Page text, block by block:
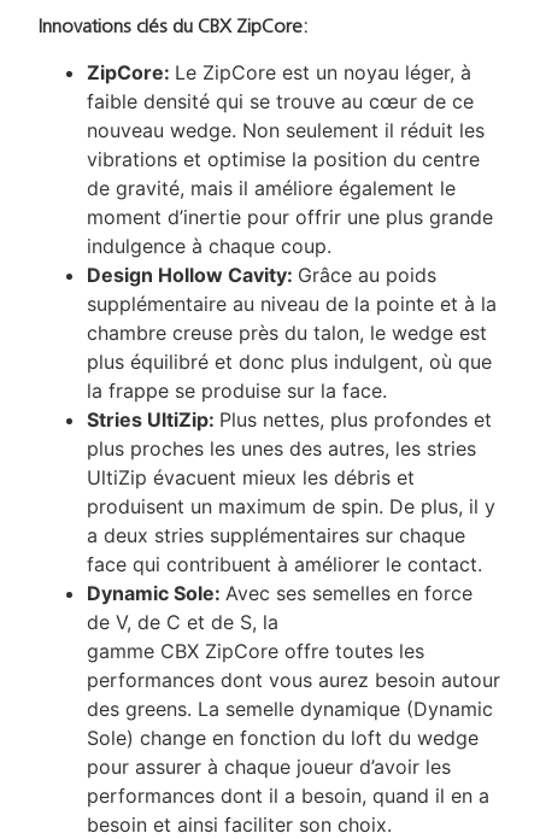
Innovations clés du CBX ZipCore:
ZipCore: Le ZipCore est un noyau léger, à
faible densité qui se trouve au cœur de ce
nouveau wedge. Non seulement il réduit les
vibrations et optimise la position du centre
de gravité, mais il améliore également le
moment d’inertie pour offrir une plus grande
indulgence à chaque coup.
Design Hollow Cavity: Grâce au poids
supplémentaire au niveau de la pointe et à la
chambre creuse près du talon, le wedge est
plus équilibré et donc plus indulgent, où que
la frappe se produise sur la face.
Stries UltiZip: Plus nettes, plus profondes et
plus proches les unes des autres, les stries
UltiZip évacuent mieux les débris et
produisent un maximum de spin. De plus, il y
a deux stries supplémentaires sur chaque
face qui contribuent à améliorer le contact.
Dynamic Sole:Avec ses semelles en force
de V, de C et de S, la
gamme CBX ZipCore offre toutes les
performances dont vous aurez besoin autour
des greens. La semelle dynamique (Dynamic
Sole) change en fonction du loft du wedge
pour assurer à chaque joueur d’avoir les
performances dont il a besoin, quand il en a
besoin et ainsi faciliter son choix.